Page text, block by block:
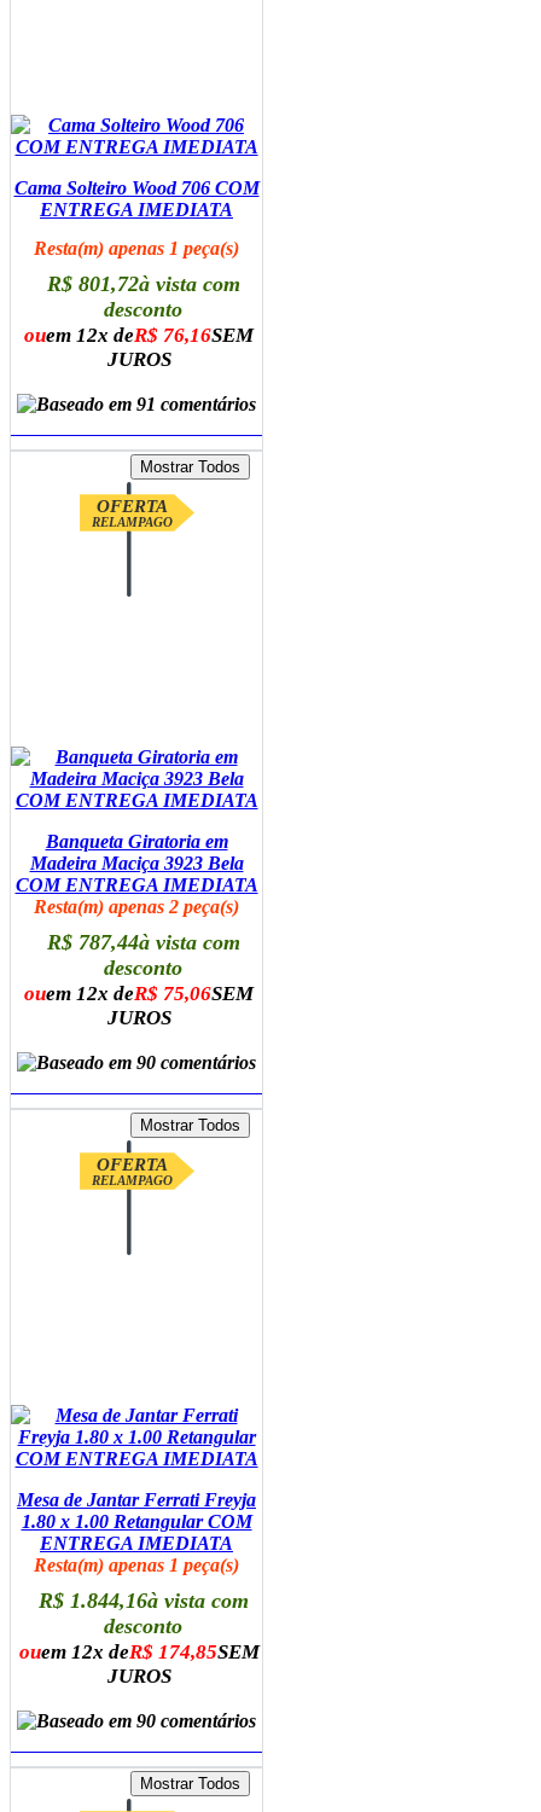
Cama Solteiro Wood 706 COM
ENTREGA IMEDIATA
Resta(m) apenas 1 peça(s)
R$ 801,72à vista com
desconto
ouem 12x deR$ 76,16SEM
JUROS
OFERTA
RELAMPAGO
Banqueta Giratoria em
Madeira Maciça 3923 Bela
COM ENTREGA IMEDIATA
Resta(m) apenas 2 peça(s)
R$ 787,44à vista com
desconto
ouem 12x deR$ 75,06SEM
JUROS
OFERTA
RELAMPAGO
Mesa de Jantar Ferrati Freyja
1.80 x 1.00 Retangular COM
ENTREGA IMEDIATA
Resta(m) apenas 1 peça(s)
R$ 1.844,16à vista com
desconto
ouem 12x deR$ 174,85SEM
JUROS